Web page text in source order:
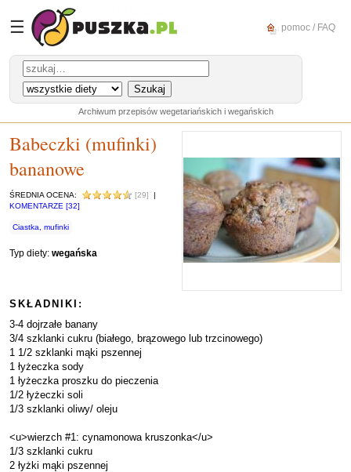
☰ pomoc / FAQ
Archiwum przepisów wegetariańskich i wegańskich
Babeczki (mufinki)
bananowe
ŚREDNIA OCENA: [29]
|
KOMENTARZE [32]
Ciastka, mufinki
Typ diety: wegańska
SKŁADNIKI:
3-4 dojrzałe banany
3/4 szklanki cukru (białego, brązowego lub trzcinowego)
1 1/2 szklanki mąki pszennej
1 łyżeczka sody
1 łyżeczka proszku do pieczenia
1/2 łyżeczki soli
1/3 szklanki oliwy/ oleju
<u>wierzch #1: cynamonowa kruszonka</u>
1/3 szklanki cukru
2 łyżki mąki pszennej